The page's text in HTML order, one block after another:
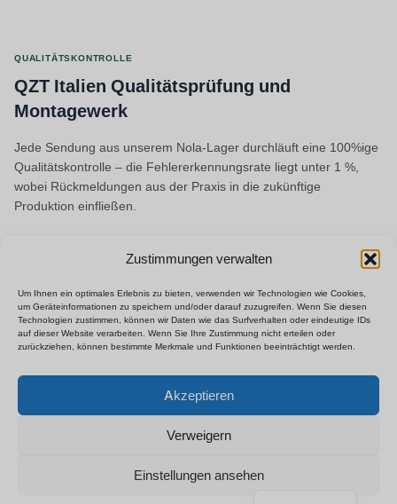
Zustimmungen verwalten
Um Ihnen ein optimales Erlebnis zu bieten, verwenden wir Technologien wie Cookies,
um Geräteinformationen zu speichern und/oder darauf zuzugreifen. Wenn Sie diesen
Technologien zustimmen, können wir Daten wie das Surfverhalten oder eindeutige IDs
auf dieser Website verarbeiten. Wenn Sie Ihre Zustimmung nicht erteilen oder
zurückziehen, können bestimmte Merkmale und Funktionen beeinträchtigt werden.
Akzeptieren
Verweigern
Einstellungen ansehen
QUALITÄTSKONTROLLE
QZT Italien Qualitätsprüfung und
Montagewerk
Jede Sendung aus unserem Nola-Lager durchläuft eine 100%ige
Qualitätskontrolle – die Fehlererkennungsrate liegt unter 1 %,
wobei Rückmeldungen aus der Praxis in die zukünftige
Produktion einfließen.
×
B2B-Preisliste anfordern
Chatten Sie für ein sofortiges